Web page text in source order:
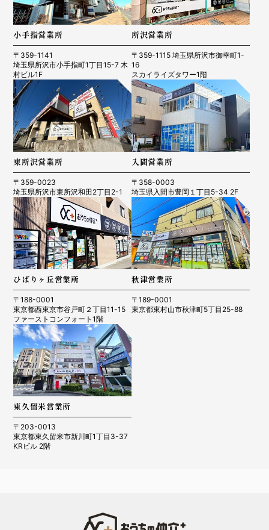
小手指営業所
〒359-1141
埼玉県所沢市小手指町1丁目15-7 木
村ビル1F
所沢営業所
〒359-1115 埼玉県所沢市御幸町1-
16
スカイライズタワー1階
東所沢営業所
〒359-0023
埼玉県所沢市東所沢和田2丁目2-1
入間営業所
〒358-0003
埼玉県入間市豊岡１丁目5-34 2F
ひばりヶ丘営業所
〒188-0001
東京都西東京市谷戸町２丁目11-15
ファーストコンフォート1階
秋津営業所
〒189-0001
東京都東村山市秋津町5丁目25-88
東久留米営業所
〒203-0013
東京都東久留米市新川町1丁目3-37
KRビル 2階